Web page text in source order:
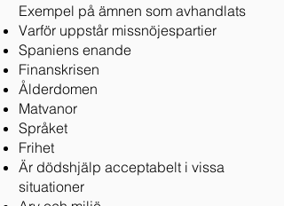
Exempel på ämnen som avhandlats
Varför uppstår missnöjespartier
Spaniens enande
Finanskrisen
Ålderdomen
Matvanor
Språket
Frihet
Är dödshjälp acceptabelt i vissa
situationer